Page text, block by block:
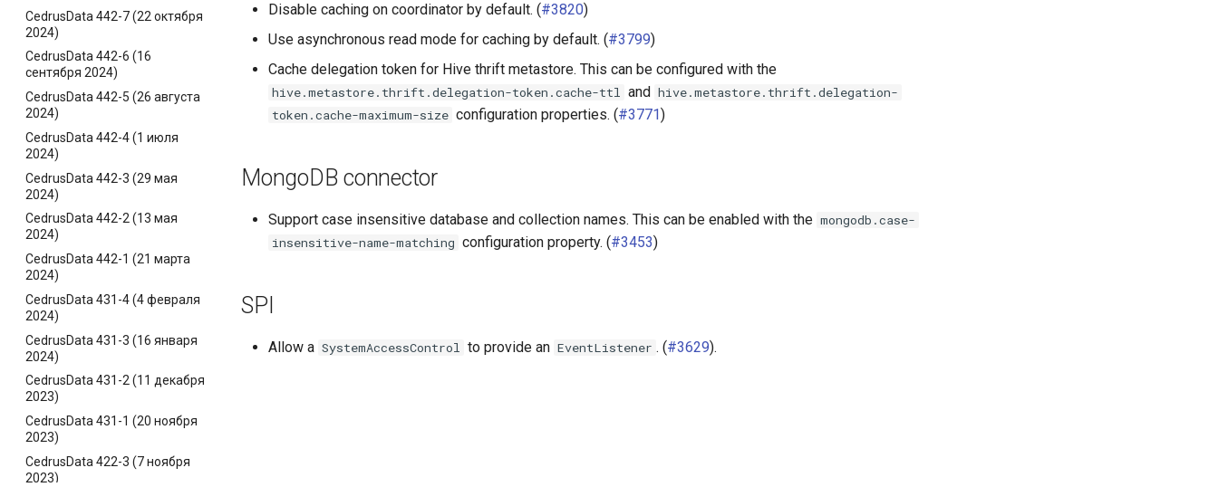
CedrusData 442-7 (22 октября
2024)
CedrusData 442-6 (16
сентября 2024)
CedrusData 442-5 (26 августа
2024)
CedrusData 442-4 (1 июля
2024)
CedrusData 442-3 (29 мая
2024)
CedrusData 442-2 (13 мая
2024)
CedrusData 442-1 (21 марта
2024)
CedrusData 431-4 (4 февраля
2024)
CedrusData 431-3 (16 января
2024)
CedrusData 431-2 (11 декабря
2023)
CedrusData 431-1 (20 ноября
2023)
CedrusData 422-3 (7 ноября
2023)
Disable caching on coordinator by default. (#3820)
Use asynchronous read mode for caching by default. (#3799)
Cache delegation token for Hive thrift metastore. This can be configured with the
hive.metastore.thrift.delegation-token.cache-ttl and hive.metastore.thrift.delegation-
token.cache-maximum-size configuration properties. (#3771)
MongoDB connector
Support case insensitive database and collection names. This can be enabled with the mongodb.case-
insensitive-name-matching configuration property. (#3453)
SPI
Allow a SystemAccessControl to provide an EventListener . (#3629).